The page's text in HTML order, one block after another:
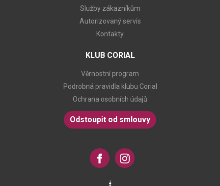
Služby zákazníkům
Autorizovaný servis
Kontakty
KLUB CORIAL
Věrnostní program
Podrobná pravidla klubu Corial
Ochrana osobních údajů
Odstoupit od smlouvy